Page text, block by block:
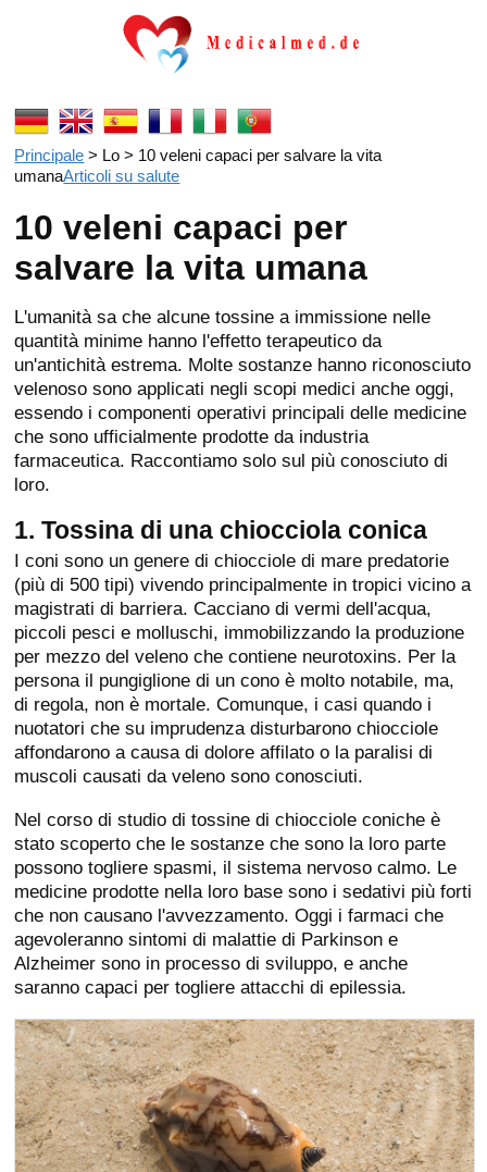
Principale > Lo > 10 veleni capaci per salvare la vita
umanaArticoli su salute
10 veleni capaci per
salvare la vita umana
L'umanità sa che alcune tossine a immissione nelle
quantità minime hanno l'effetto terapeutico da
un'antichità estrema. Molte sostanze hanno riconosciuto
velenoso sono applicati negli scopi medici anche oggi,
essendo i componenti operativi principali delle medicine
che sono ufficialmente prodotte da industria
farmaceutica. Raccontiamo solo sul più conosciuto di
loro.
1. Tossina di una chiocciola conica
I coni sono un genere di chiocciole di mare predatorie
(più di 500 tipi) vivendo principalmente in tropici vicino a
magistrati di barriera. Cacciano di vermi dell'acqua,
piccoli pesci e molluschi, immobilizzando la produzione
per mezzo del veleno che contiene neurotoxins. Per la
persona il pungiglione di un cono è molto notabile, ma,
di regola, non è mortale. Comunque, i casi quando i
nuotatori che su imprudenza disturbarono chiocciole
affondarono a causa di dolore affilato o la paralisi di
muscoli causati da veleno sono conosciuti.
Nel corso di studio di tossine di chiocciole coniche è
stato scoperto che le sostanze che sono la loro parte
possono togliere spasmi, il sistema nervoso calmo. Le
medicine prodotte nella loro base sono i sedativi più forti
che non causano l'avvezzamento. Oggi i farmaci che
agevoleranno sintomi di malattie di Parkinson e
Alzheimer sono in processo di sviluppo, e anche
saranno capaci per togliere attacchi di epilessia.